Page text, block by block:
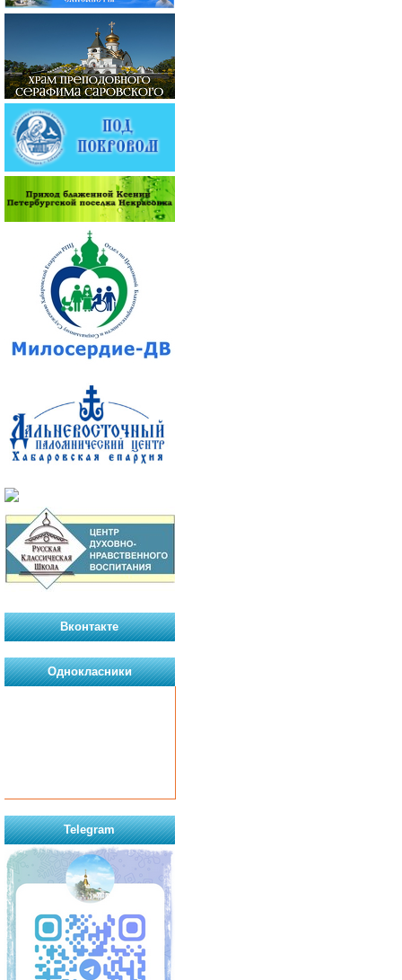
Вконтакте
Однокласники
Telegram